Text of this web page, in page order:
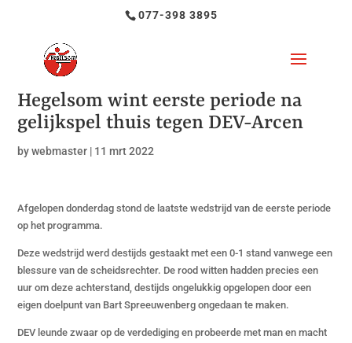
077-398 3895
Hegelsom wint eerste periode na
gelijkspel thuis tegen DEV-Arcen
bywebmaster | 11 mrt 2022
Afgelopen donderdag stond de laatste wedstrijd van de eerste periode
op het programma.
Deze wedstrijd werd destijds gestaakt met een 0-1 stand vanwege een
blessure van de scheidsrechter. De rood witten hadden precies een
uur om deze achterstand, destijds ongelukkig opgelopen door een
eigen doelpunt van Bart Spreeuwenberg ongedaan te maken.
DEV leunde zwaar op de verdediging en probeerde met man en macht